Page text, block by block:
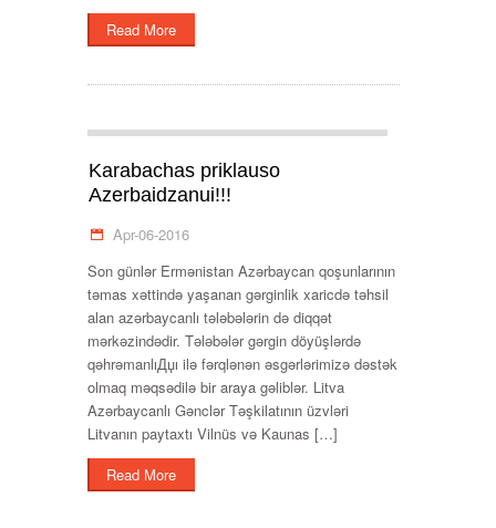
Read More
Karabachas priklauso
Azerbaidzanui!!!
Apr-06-2016
Son günlər Ermənistan Azərbaycan qoşunlarının
təmas xəttində yaşanan gərginlik xaricdə təhsil
alan azərbaycanlı tələbələrin də diqqət
mərkəzindədir. Tələbələr gərgin döyüşlərdə
qəhrəmanlıДџı ilə fərqlənən əsgərlərimizə dəstək
olmaq məqsədilə bir araya gəliblər. Litva
Azərbaycanlı Gənclər Təşkilatının üzvləri
Litvanın paytaxtı Vilnüs və Kaunas […]
Read More